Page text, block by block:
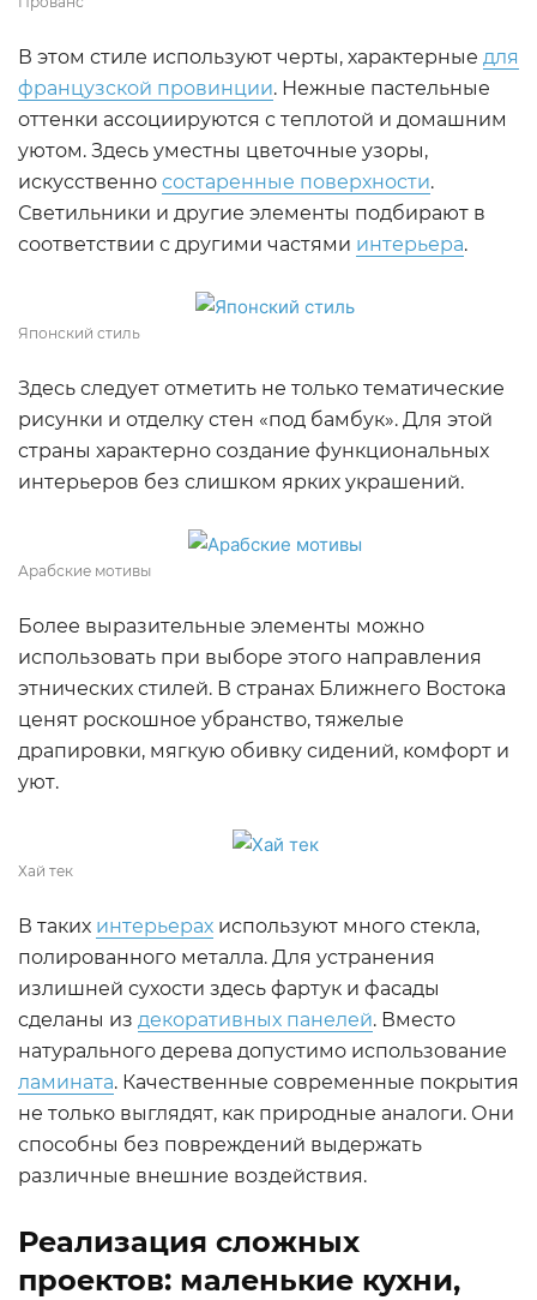
В этом стиле используют черты, характерные для
французской провинции. Нежные пастельные
оттенки ассоциируются с теплотой и домашним
уютом. Здесь уместны цветочные узоры,
искусственно состаренные поверхности.
Светильники и другие элементы подбирают в
соответствии с другими частями интерьера.
Японский стиль
Здесь следует отметить не только тематические
рисунки и отделку стен «под бамбук». Для этой
страны характерно создание функциональных
интерьеров без слишком ярких украшений.
Арабские мотивы
Более выразительные элементы можно
использовать при выборе этого направления
этнических стилей. В странах Ближнего Востока
ценят роскошное убранство, тяжелые
драпировки, мягкую обивку сидений, комфорт и
уют.
Хай тек
В таких интерьерах используют много стекла,
полированного металла. Для устранения
излишней сухости здесь фартук и фасады
сделаны из декоративных панелей. Вместо
натурального дерева допустимо использование
ламината. Качественные современные покрытия
не только выглядят, как природные аналоги. Они
способны без повреждений выдержать
различные внешние воздействия.
Реализация сложных
проектов: маленькие кухни,